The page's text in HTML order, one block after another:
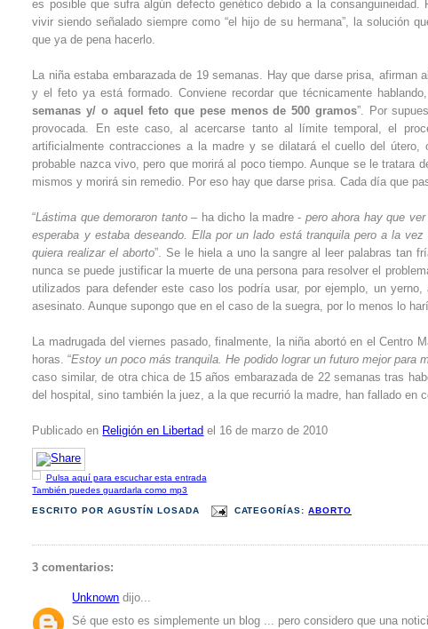
es posible que sufra algún defecto genético debido a la
vivir siendo señalado siempre como “el hijo de su hermana”, la solución
que ya de pena hacerlo.
La niña estaba embarazada de 19 semanas. Hay que darse prisa,
y el feto ya está formado. Conviene recordar que técnicamente
semanas y/ o aquel feto que pese menos de 500 gramos”. Por
provocada. En este caso, al acercarse tanto al límite temporal, el
artificialmente contracciones a la madre y se dilatará el cuello del
probable nazca vivo, pero que morirá al poco tiempo. Aunque se le tratara
mismos y morirá sin remedio. Por eso hay que darse prisa. Cada día que
“Lástima que demoraron tanto– ha dicho la madre - pero ahora hay que
esperaba y estaba deseando. Ella por un lado está tranquila pero a la
quiera realizar el aborto”. Se le hiela a uno la sangre al leer palabras tan
nunca se puede justificar la muerte de una persona para resolver el
utilizados para defender este caso los podría usar, por ejemplo, un
asesinato. Aunque supongo que en el caso de la suegra, por lo menos lo
La madrugada del viernes pasado, finalmente, la niña abortó en el
horas. “Estoy un poco más tranquila. He podido lograr un futuro mejor para
caso similar, de otra chica de 15 años embarazada de 22 semanas tras
del hospital, sino también la juez, a la que recurrió la madre, han fallado en
Publicado en Religión en Libertad el 16 de marzo de 2010
Pulsa aquí para escuchar esta entrada
También puedes guardarla como mp3
ESCRITO PORAGUSTÍN LOSADA CATEGORÍAS:ABORTO
3 comentarios:
Unknown dijo...
Sé que esto es simplemente un blog ... pero considero que una